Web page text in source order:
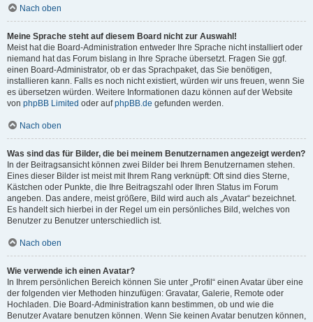
Nach oben
Meine Sprache steht auf diesem Board nicht zur Auswahl!
Meist hat die Board-Administration entweder Ihre Sprache nicht installiert oder
niemand hat das Forum bislang in Ihre Sprache übersetzt. Fragen Sie ggf.
einen Board-Administrator, ob er das Sprachpaket, das Sie benötigen,
installieren kann. Falls es noch nicht existiert, würden wir uns freuen, wenn Sie
es übersetzen würden. Weitere Informationen dazu können auf der Website
von phpBB Limited oder aufphpBB.de gefunden werden.
Nach oben
Was sind das für Bilder, die bei meinem Benutzernamen angezeigt werden?
In der Beitragsansicht können zwei Bilder bei Ihrem Benutzernamen stehen.
Eines dieser Bilder ist meist mit Ihrem Rang verknüpft: Oft sind dies Sterne,
Kästchen oder Punkte, die Ihre Beitragszahl oder Ihren Status im Forum
angeben. Das andere, meist größere, Bild wird auch als „Avatar“ bezeichnet.
Es handelt sich hierbei in der Regel um ein persönliches Bild, welches von
Benutzer zu Benutzer unterschiedlich ist.
Nach oben
Wie verwende ich einen Avatar?
In Ihrem persönlichen Bereich können Sie unter „Profil“ einen Avatar über eine
der folgenden vier Methoden hinzufügen: Gravatar, Galerie, Remote oder
Hochladen. Die Board-Administration kann bestimmen, ob und wie die
Benutzer Avatare benutzen können. Wenn Sie keinen Avatar benutzen können,